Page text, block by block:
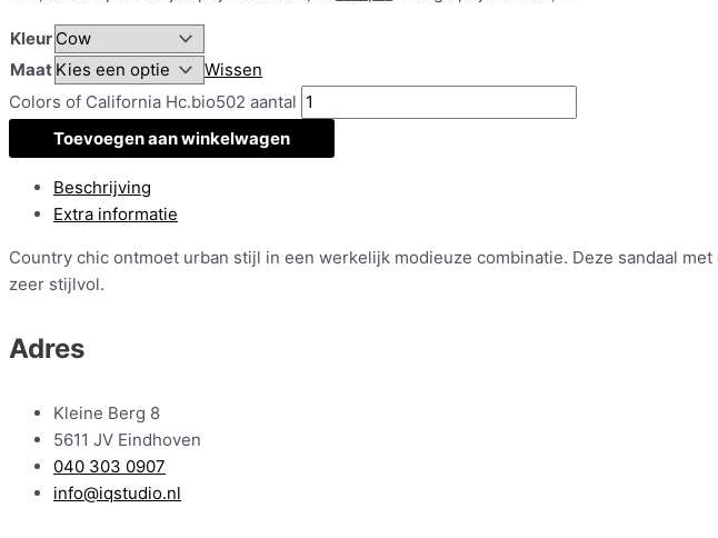
Kleur
Maat
Wissen
Colors of California Hc.bio502 aantal
Toevoegen aan winkelwagen
Beschrijving
Extra informatie
Country chic ontmoet urban stijl in een werkelijk modieuze combinatie. Deze sandaal
zeer stijlvol.
Adres
Kleine Berg 8
5611 JV Eindhoven
040 303 0907
info@iqstudio.nl